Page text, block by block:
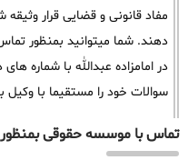
مفاد قانونی و قضایی قرار
دهند. شما میتوانید بمنظور
در امامزاده عبدالله با شماره
سوالات خود را مستقیما با وکیل
تماس با موسسه حقوقی بمنظور